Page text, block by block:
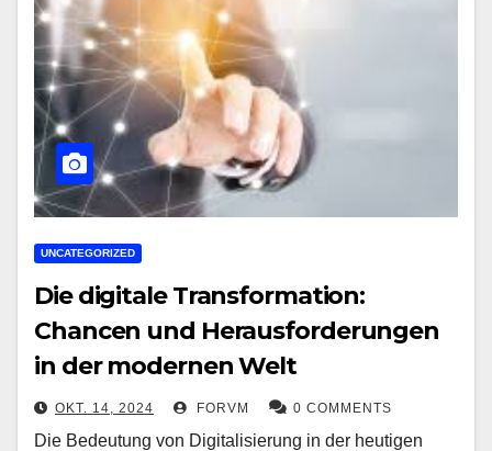
UNCATEGORIZED
Die digitale Transformation:
Chancen und Herausforderungen
in der modernen Welt
OKT. 14, 2024 FORVM 0 COMMENTS
Die Bedeutung von Digitalisierung in der heutigen